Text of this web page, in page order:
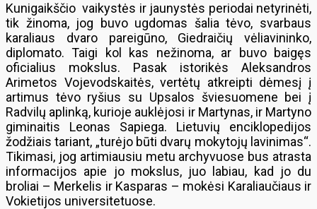
Kunigaikščio vaikystės ir jaunystės periodai netyrinėti,
tik žinoma, jog buvo ugdomas šalia tėvo, svarbaus
karaliaus dvaro pareigūno, Giedraičių vėliavininko,
diplomato. Taigi kol kas nežinoma, ar buvo baigęs
oficialius mokslus. Pasak istorikės Aleksandros
Arimetos Vojevodskaitės, vertėtų atkreipti dėmesį į
artimus tėvo ryšius su Upsalos šviesuomene bei į
Radvilų aplinką, kurioje auklėjosi ir Martynas, ir Martyno
giminaitis Leonas Sapiega. Lietuvių enciklopedijos
žodžiais tariant, „turėjo būti dvarų mokytojų lavinimas“.
Tikimasi, jog artimiausiu metu archyvuose bus atrasta
informacijos apie jo mokslus, juo labiau, kad jo du
broliai – Merkelis ir Kasparas – mokėsi Karaliaučiaus ir
Vokietijos universitetuose.